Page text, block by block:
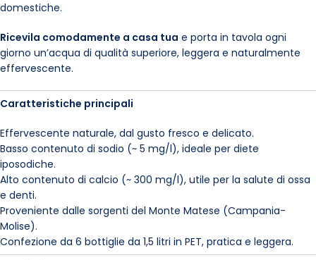
domestiche.
Ricevila comodamente a casa tua e porta in tavola ogni
giorno un’acqua di qualità superiore, leggera e naturalmente
effervescente.
Caratteristiche principali
Effervescente naturale, dal gusto fresco e delicato.
Basso contenuto di sodio (~ 5 mg/l), ideale per diete
iposodiche.
Alto contenuto di calcio (~ 300 mg/l), utile per la salute di ossa
e denti.
Proveniente dalle sorgenti del Monte Matese (Campania-
Molise).
Confezione da 6 bottiglie da 1,5 litri in PET, pratica e leggera.